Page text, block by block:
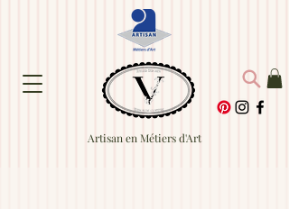
Artisan en Métiers d'Art